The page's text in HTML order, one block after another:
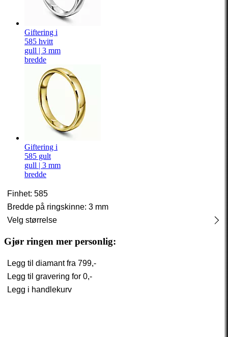
Giftering i
585 hvitt
gull | 3 mm
bredde
Giftering i
585 gult
gull | 3 mm
bredde
Finhet: 585
Bredde på ringskinne: 3 mm
Velg størrelse
Gjør ringen mer personlig:
Legg til diamant fra 799,-
Legg til gravering for 0,-
Legg i handlekurv